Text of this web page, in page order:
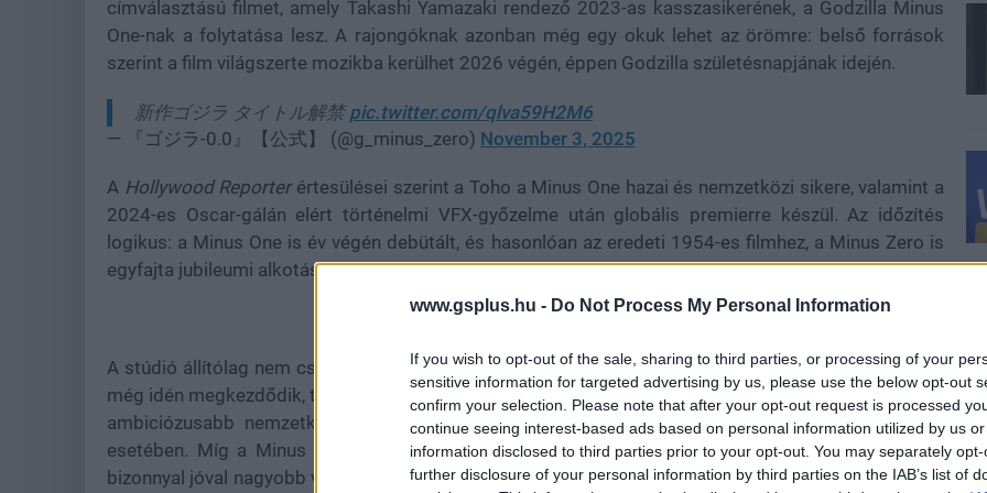
www.gsplus.hu - Do Not Process My Personal Information
If you wish to opt-out of the sale, sharing to third parties, or processing of your
sensitive information for targeted advertising by us, please use the below opt-out
confirm your selection. Please note that after your opt-out request is processed
continue seeing interest-based ads based on personal information utilized by us
information disclosed to third parties prior to your opt-out. You may separately
further disclosure of your personal information by third parties on the IAB’s list of
címválasztású filmet, amely Takashi Yamazaki rendező 2023-as kasszasikerének, a Godzilla Minus
One-nak a folytatása lesz. A rajongóknak azonban még egy okuk lehet az örömre: belső források
szerint a film világszerte mozikba kerülhet 2026 végén, éppen Godzilla születésnapjának idején.
新作ゴジラ タイトル解禁 pic.twitter.com/qlva59H2M6
— 『ゴジラ-0.0』【公式】 (@g_minus_zero) November 3, 2025
A Hollywood Reporterértesülései szerint a Toho a Minus One hazai és nemzetközi sikere, valamint a
2024-es Oscar-gálán elért történelmi VFX-győzelme után globális premierre készül. Az időzítés
logikus: a Minus One is év végén debütált, és hasonlóan az eredeti 1954-es filmhez, a Minus Zero is
egyfajta jubileumi alkotásként keretezheti a legendás kaidzsu történetének következő fejezetét.
A stúdió állítólag nem csupán folytatásként, hanem "állásfoglalásként" tekint az új filmre. A forgatás
még idén megkezdődik, többek között Új-Zélandon és Norvégiában is - ez arra utal, hogy a Toho jóval
ambiciózusabb nemzetközi produkciót tervez, mint az előző, kizárólag Japánban forgatott rész
esetében. Míg a Minus One 10-15 millió dolláros költségvetésből készült, a Minus Zero minden
bizonnyal jóval nagyobb volumenű projekt lesz. Három évvel az utolsó japán Godzilla-film után és két